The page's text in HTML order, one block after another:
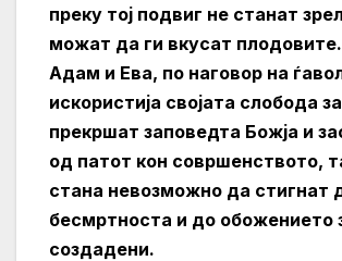
преку тој подвиг не станат
можат да ги вкусат
Адам и Ева, по наговор на
искористија својата слобода
прекршат заповедта Божја и
од патот кон совршенството,
стана невозможно да стигнат
бесмртноста и до обожението
создадени.